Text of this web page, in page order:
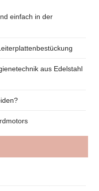
einfach in der
aus Edelstahl